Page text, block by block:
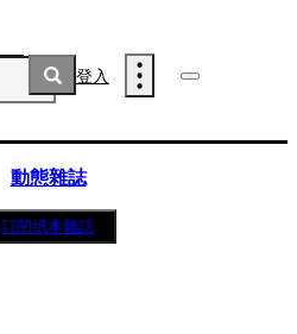
登入
動態雜誌
訂閱紙本雜誌